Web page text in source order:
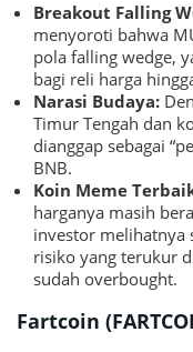
Breakout Falling
menyoroti bahwa
pola falling wedge,
bagi reli harga
Narasi Budaya:
Timur Tengah dan
dianggap sebagai
BNB.
Koin Meme
harganya masih
investor melihatnya
risiko yang terukur
sudah overbought.
Fartcoin